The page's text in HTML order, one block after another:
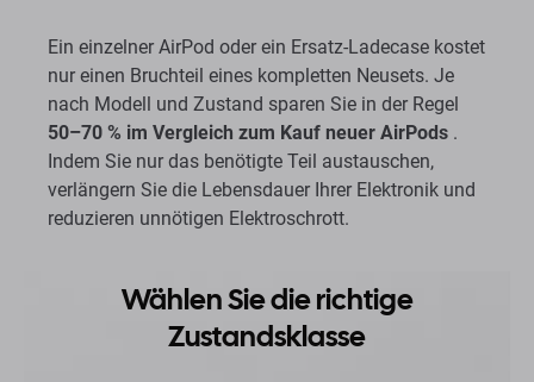
Ein einzelner AirPod oder ein Ersatz-Ladecase kostet
nur einen Bruchteil eines kompletten Neusets. Je
nach Modell und Zustand sparen Sie in der Regel
50–70 % im Vergleich zum Kauf neuer AirPods .
Indem Sie nur das benötigte Teil austauschen,
verlängern Sie die Lebensdauer Ihrer Elektronik und
reduzieren unnötigen Elektroschrott.
Wählen Sie die richtige
Zustandsklasse